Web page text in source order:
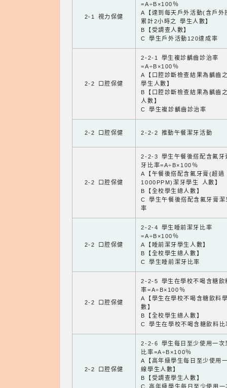
2-1 視力保健
=A÷B×100％
A【達到每天戶外活動(含戶外
累計2小時之 學生人數】
B【受調查人數】
C 學生戶外活動120達成率
2-2 口腔保健
2-2-1 學生複診齲齒診治率
=A÷B×100％
A【口腔診斷檢查結果為齲齒
學生人數】
B【口腔診斷檢查結果為齲齒
人數】
C 學生複診齲齒診治率
2-2 口腔保健 2-2-2 推動午餐潔牙活動
2-2 口腔保健
2-2-3 學生午餐後搭配含氟牙
牙比率=A÷B×100％
A【午餐後搭配含氟牙膏(超過
1000PPM)潔牙學生 人數】
B【全校學生總人數】
C 學生午餐後搭配含氟牙膏潔
率
2-2 口腔保健
2-2-4 學生睡前潔牙比率
=A÷B×100％
A【睡前潔牙學生人數】
B【全校學生總人數】
C 學生睡前潔牙比率
2-2 口腔保健
2-2-5 學生在學校不喝含糖飲
率=A÷B×100％
A【學生在學校不喝含糖飲料
數】
B【全校學生總人數】
C 學生在學校不喝含糖飲料比
2-2 口腔保健
2-2-6 學生每日至少使用一次
比率=A÷B×100％
A【高年級學生每日至少使用
線學生人數】
B【受調查學生人數】
C 高年級學生每日至少使用一